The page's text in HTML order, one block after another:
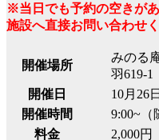
※当日でも予約の空きが
施設へ直接お問い合わせく
開催場所
みのる
羽619-1
開催日
10月26
開催時間
9:00~（
料金
2,000円